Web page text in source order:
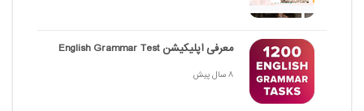
معرفی اپلیکیشن English Grammar Test
8 سال پیش